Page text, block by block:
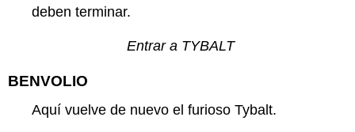
deben terminar.
Entrar a TYBALT
BENVOLIO
Aquí vuelve de nuevo el furioso Tybalt.